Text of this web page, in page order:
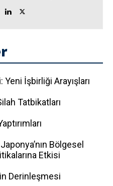
İşbirliği Arayışları
Tatbikatları
Bölgesel
Etkisi
Derinleşmesi